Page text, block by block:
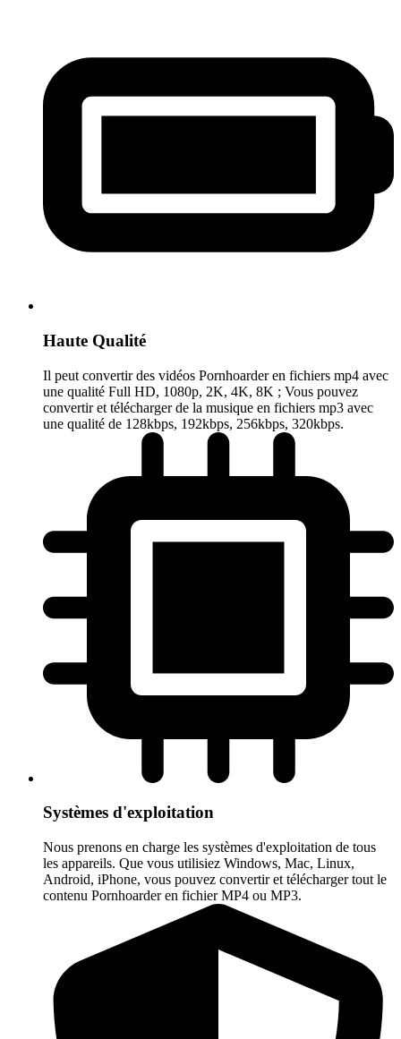
Haute Qualité
Il peut convertir des vidéos Pornhoarder en fichiers mp4 avec
une qualité Full HD, 1080p, 2K, 4K, 8K ; Vous pouvez
convertir et télécharger de la musique en fichiers mp3 avec
une qualité de 128kbps, 192kbps, 256kbps, 320kbps.
Systèmes d'exploitation
Nous prenons en charge les systèmes d'exploitation de tous
les appareils. Que vous utilisiez Windows, Mac, Linux,
Android, iPhone, vous pouvez convertir et télécharger tout le
contenu Pornhoarder en fichier MP4 ou MP3.